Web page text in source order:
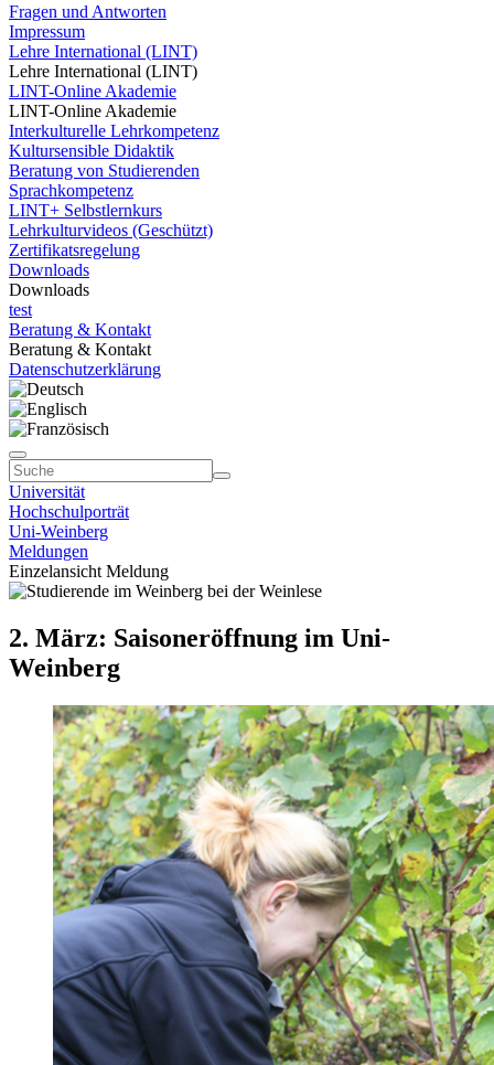
Fragen und Antworten
Impressum
Lehre International (LINT)
Lehre International (LINT)
LINT-Online Akademie
LINT-Online Akademie
Interkulturelle Lehrkompetenz
Kultursensible Didaktik
Beratung von Studierenden
Sprachkompetenz
LINT+ Selbstlernkurs
Lehrkulturvideos (Geschützt)
Zertifikatsregelung
Downloads
Downloads
test
Beratung & Kontakt
Beratung & Kontakt
Datenschutzerklärung
Universität
Hochschulporträt
Uni-Weinberg
Meldungen
Einzelansicht Meldung
2. März: Saisoneröffnung im Uni-
Weinberg